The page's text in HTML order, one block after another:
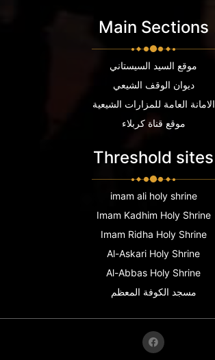
Main Sections
موقع السيد السيستاني
ديوان الوقف الشيعي
الامانة العامة للمزارات الشيعية
موقع قناة كربلاء
Threshold sites
imam ali holy shrine
Imam Kadhim Holy Shrine
Imam Ridha Holy Shrine
Al-Askari Holy Shrine
Al-Abbas Holy Shrine
مسجد الكوفة المعظم